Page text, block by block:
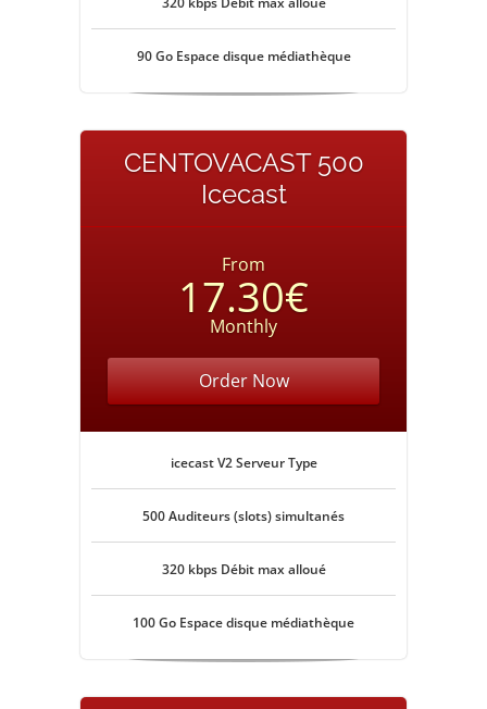
90 Go Espace disque médiathèque
CENTOVACAST 500
Icecast
From
17.30€
Monthly
Order Now
icecast V2 Serveur Type
500 Auditeurs (slots) simultanés
320 kbps Débit max alloué
100 Go Espace disque médiathèque